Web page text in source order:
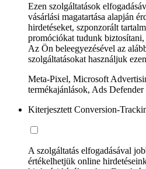
Ezen szolgáltatások
vásárlási magatartása alapján
hirdetéseket, szponzorált
promóciókat tudunk
Az Ön beleegyezésével az
szolgáltatásokat használjuk
Meta-Pixel, Microsoft
termékajánlások, Ads Defender
Kiterjesztett Conversion-
A szolgáltatás elfogadásával
értékelhetjük online